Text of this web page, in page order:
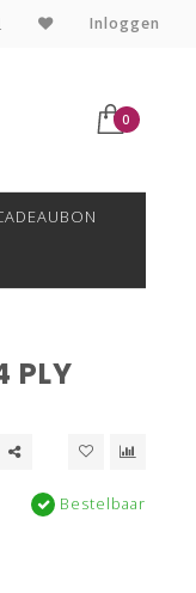
Inloggen
0
PLY
Bestelbaar